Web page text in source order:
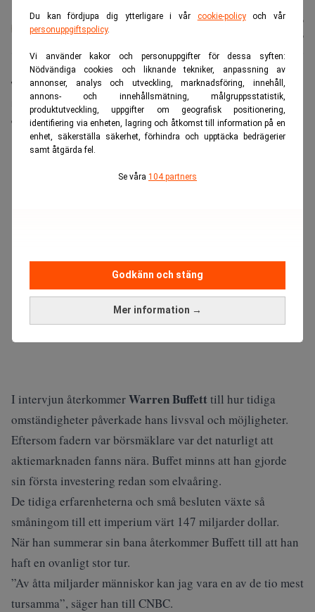
Du kan fördjupa dig ytterligare i vår cookie-policyoch vår
personuppgiftspolicy.
Vi använder kakor och personuppgifter för dessa syften:
Nödvändiga cookies och liknande tekniker, anpassning av
annonser, analys och utveckling, marknadsföring, innehåll,
annons- och innehållsmätning, målgruppsstatistik,
produktutveckling, uppgifter om geografisk positionering,
identifiering via enheten, lagring och åtkomst till information på en
enhet, säkerställa säkerhet, förhindra och upptäcka bedrägerier
samt åtgärda fel.
Se våra 104 partners
Mer information →
Godkänn och stäng
Karin
Andersen
Publicerad: 20 juli 2026
21 juli 2026
Warren Buffett fyller 96 nästa månad. I en intervju
med CNBC ser han tillbaka på sin investeringskarriär
och beskriver den som ett resultat av tillfälligheter.
ANNONS
I intervjun återkommerWarren Buffetttill hur tidiga
omständigheter påverkade hans livsval och möjligheter.
Eftersom fadern var börsmäklare var det naturligt att
aktiemarknaden fanns nära. Buffet minns att han gjorde
sin första investering redan som elvaåring.
De tidiga erfarenheterna och små besluten växte så
småningom till ett imperium värt 147 miljarder dollar.
När han summerar sin bana återkommer Buffett till att han
haft en ovanligt stor tur.
”Av åtta miljarder människor kan jag vara en av de tio mest
tursamma”, säger han till CNBC.